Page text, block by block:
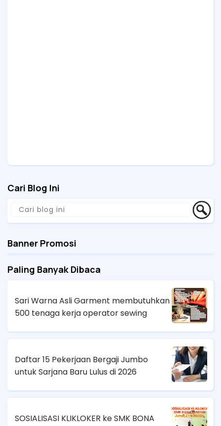
Cari Blog Ini
Banner Promosi
Paling Banyak Dibaca
Sari Warna Asli Garment membutuhkan
500 tenaga kerja operator sewing
Daftar 15 Pekerjaan Bergaji Jumbo
untuk Sarjana Baru Lulus di 2026
SOSIALISASI KLIKLOKER ke SMK BONA